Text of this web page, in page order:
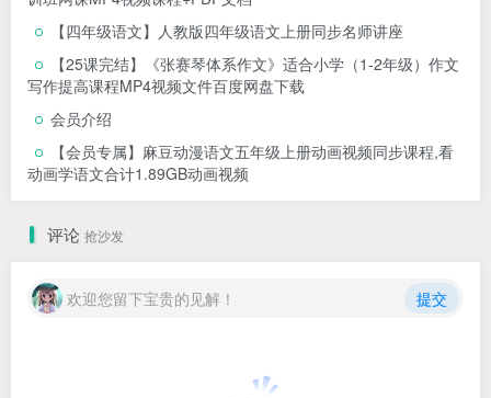
【四年级语文】人教版四年级语文上册同步名师讲座
【25课完结】《张赛琴体系作文》适合小学（1-2年级）作文
写作提高课程MP4视频文件百度网盘下载
会员介绍
【会员专属】麻豆动漫语文五年级上册动画视频同步课程,看
动画学语文合计1.89GB动画视频
评论 抢沙发
欢迎您留下宝贵的见解！ 提交